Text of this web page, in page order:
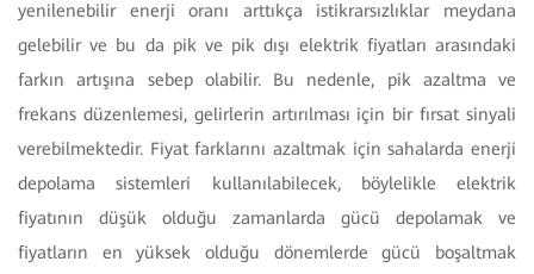
yenilenebilir enerji oranı arttıkça istikrarsızlıklar meydana
gelebilir ve bu da pik ve pik dışı elektrik fiyatları arasındaki
farkın artışına sebep olabilir. Bu nedenle, pik azaltma ve
frekans düzenlemesi, gelirlerin artırılması için bir fırsat sinyali
verebilmektedir. Fiyat farklarını azaltmak için sahalarda enerji
depolama sistemleri kullanılabilecek, böylelikle elektrik
fiyatının düşük olduğu zamanlarda gücü depolamak ve
fiyatların en yüksek olduğu dönemlerde gücü boşaltmak